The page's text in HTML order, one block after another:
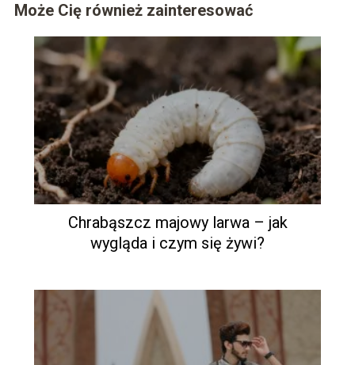
Może Cię również zainteresować
Chrabąszcz majowy larwa – jak
wygląda i czym się żywi?